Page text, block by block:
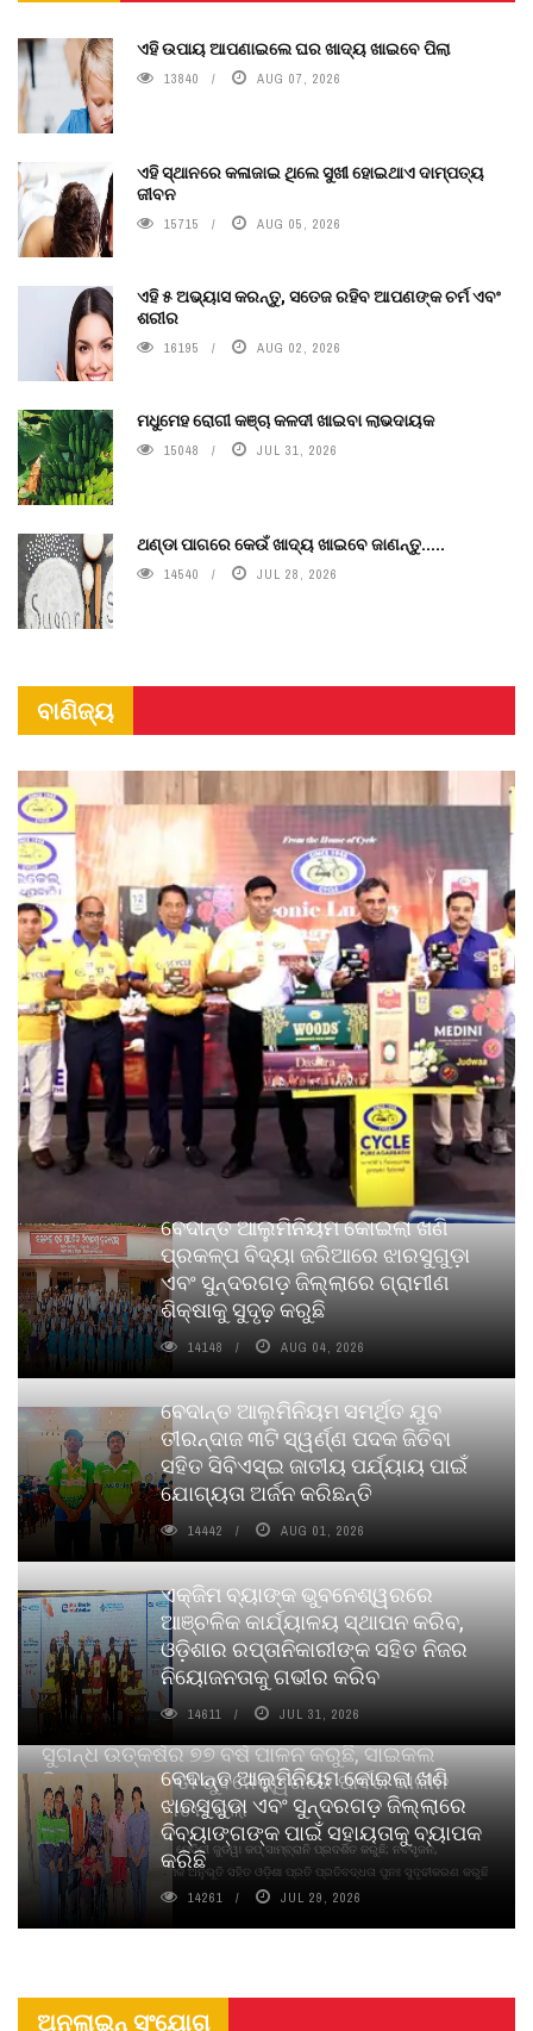
ଏହି ଉପାୟ ଆପଣାଇଲେ ଘର ଖାଦ୍ୟ ଖାଇବେ ପିଲା
13840 AUG 07, 2026
ଏହି ସ୍ଥାନରେ କଳାଜାଇ ଥିଲେ ସୁଖୀ ହୋଇଥାଏ ଦାମ୍ପତ୍ୟ
ଜୀବନ
15715 AUG 05, 2026
ଏହି ୫ ଅଭ୍ୟାସ କରନ୍ତୁ, ସତେଜ ରହିବ ଆପଣଙ୍କ ଚର୍ମ ଏବଂ
ଶରୀର
16195 AUG 02, 2026
ମଧୁମେହ ରୋଗୀ କଞ୍ଚା କଳଦୀ ଖାଇବା ଲାଭଦାୟକ
15048 JUL 31, 2026
ଥଣ୍ଡା ପାଗରେ କେଉଁ ଖାଦ୍ୟ ଖାଇବେ ଜାଣନ୍ତୁ.....
14540 JUL 28, 2026
ବାଣିଜ୍ୟ
ସୁଗନ୍ଧ ଉତ୍କର୍ଷର ୭୭ ବର୍ଷ ପାଳନ କରୁଛି, ସାଇକଲ
ପିୟୋର୍‌ ଅଗରବତୀ ଭୁବନେଶ୍ୱରରେ ପାର୍ବଣ କାଳୀନ
ନବସୃଜନ ଉନ୍ମୋଚନ କଲା
ବାଉଁଶ ବିହୀନ କଠିନ ଧୂପ ଏବଂ ମେଦିନୀ ଜୁଡୱା କପ୍‌ ସାମ୍ବ୍ରାନି ପ୍ରଦର୍ଶିତ କରୁଛି; ନବସୃଜନ,
ଦୀର୍ଘସ୍ଥାୟିତା ଏବଂ ଆଧ୍ୟାତ୍ମିକ ଅନୁଭୂତି ସହିତ ଓଡ଼ିଶା ପ୍ରତି ପ୍ରତିବଦ୍ଧତା ପୁନଃ ସୁଦୃଢୀକରଣ କରୁଛି
ବେଦାନ୍ତ ଆଲୁମିନିୟମ କୋଇଲା ଖଣି
ପ୍ରକଳ୍ପ ବିଦ୍ୟା ଜରିଆରେ ଝାରସୁଗୁଡ଼ା
ଏବଂ ସୁନ୍ଦରଗଡ଼ ଜିଲ୍ଲାରେ ଗ୍ରାମୀଣ
ଶିକ୍ଷାକୁ ସୁଦୃଢ଼ କରୁଛି
14148 AUG 04, 2026
ବେଦାନ୍ତ ଆଲୁମିନିୟମ ସମର୍ଥିତ ଯୁବ
ତୀରନ୍ଦାଜ ୩ଟି ସ୍ୱର୍ଣ୍ଣ ପଦକ ଜିତିବା
ସହିତ ସିବିଏସ୍ଇ ଜାତୀୟ ପର୍ଯ୍ୟାୟ ପାଇଁ
ଯୋଗ୍ୟତା ଅର୍ଜନ କରିଛନ୍ତି
14442 AUG 01, 2026
ଏକ୍ଜିମ ବ୍ୟାଙ୍କ ଭୁବନେଶ୍ୱରରେ
ଆଞ୍ଚଳିକ କାର୍ଯ୍ୟାଳୟ ସ୍ଥାପନ କରିବ,
ଓଡ଼ିଶାର ରପ୍ତାନିକାରୀଙ୍କ ସହିତ ନିଜର
ନିୟୋଜନତାକୁ ଗଭୀର କରିବ
14611 JUL 31, 2026
ବେଦାନ୍ତ ଆଲୁମିନିୟମ କୋଇଲା ଖଣି
ଝାରସୁଗୁଡା ଏବଂ ସୁନ୍ଦରଗଡ଼ ଜିଲ୍ଲାରେ
ଦିବ୍ୟାଙ୍ଗଙ୍କ ପାଇଁ ସହାୟତାକୁ ବ୍ୟାପକ
କରିଛି
14261 JUL 29, 2026
ଅନଲାଇନ୍ ସଂଯୋଗ